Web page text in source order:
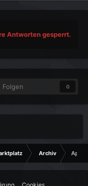
Antworten gesperrt.
Folgen 0
Archiv Apple